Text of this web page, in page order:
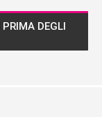
DEGLI